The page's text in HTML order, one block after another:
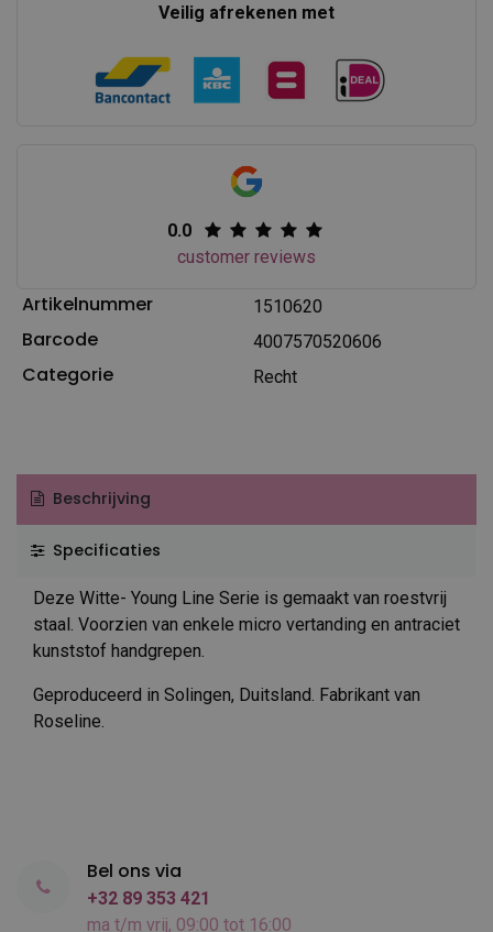
Veilig afrekenen met
0.0
customer reviews
Artikelnummer 1510620
Barcode 4007570520606
Categorie Recht
Beschrijving
Specificaties
Deze Witte- Young Line Serie is gemaakt van roestvrij
staal. Voorzien van enkele micro vertanding en antraciet
kunststof handgrepen.
Geproduceerd in Solingen, Duitsland. Fabrikant van
Roseline.
Bel ons via
+32 89 353 421
ma t/m vrij, 09:00 tot 16:00